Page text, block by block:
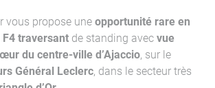
vous propose une opportunité rare en
F4 traversant de standing avec vue
du centre-ville d’Ajaccio, sur le
Général Leclerc, dans le secteur très